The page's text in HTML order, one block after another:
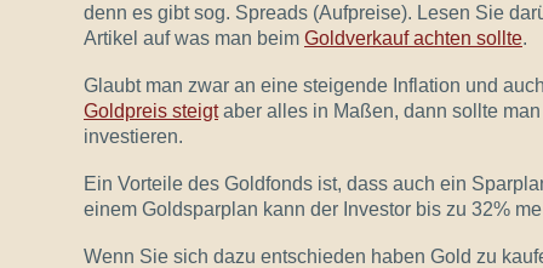
denn es gibt sog. Spreads (Aufpreise). Lesen Sie
Artikel auf was man beim Goldverkauf achten sollte.
Glaubt man zwar an eine steigende Inflation und
Goldpreis steigtaber alles in Maßen, dann sollte
investieren.
Ein Vorteile des Goldfonds ist, dass auch ein
einem Goldsparplan kann der Investor bis zu 32%
Wenn Sie sich dazu entschieden haben Gold zu